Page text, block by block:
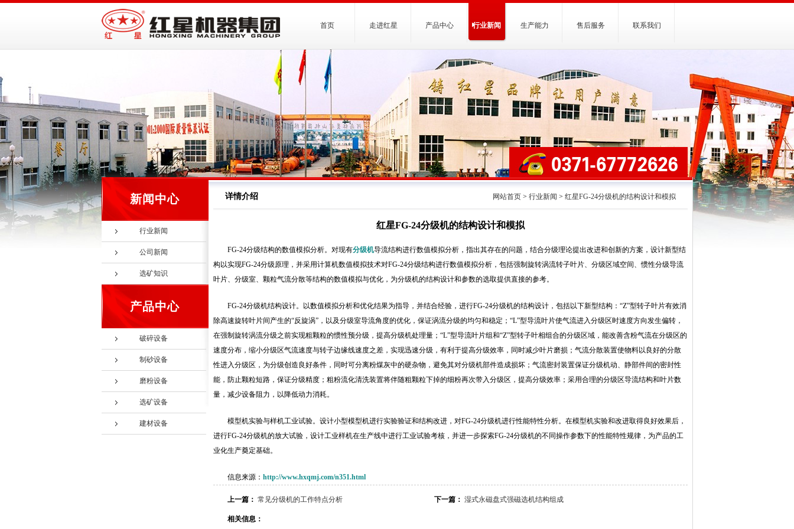
首页 走进红星 产品中心 行业新闻 生产能力 售后服务 联系我们
新闻中心
行业新闻
公司新闻
选矿知识
产品中心
破碎设备
制砂设备
磨粉设备
选矿设备
建材设备
详情介绍 网站首页> 行业新闻 > 红星FG-24分级机的结构设计和模拟
红星FG-24分级机的结构设计和模拟
FG-24分级结构的数值模拟分析。对现有分级机导流结构进行数值模拟分析，指出其存在的问题，结合分级理论提出改进和创新的方案，设计新型结
构以实现FG-24分级原理，并采用计算机数值模拟技术对FG-24分级结构进行数值模拟分析，包括强制旋转涡流转子叶片、分级区域空间、惯性分级导流
叶片、分级室、颗粒气流分散等结构的数值模拟与优化，为分级机的结构设计和参数的选取提供直接的参考。
FG-24分级机结构设计。以数值模拟分析和优化结果为指导，并结合经验，进行FG-24分级机的结构设计，包括以下新型结构：“Z”型转子叶片有效消
除高速旋转叶片间产生的“反旋涡”，以及分级室导流角度的优化，保证涡流分级的均匀和稳定；“L”型导流叶片使气流进入分级区时速度方向发生偏转，
在强制旋转涡流分级之前实现粗颗粒的惯性预分级，提高分级机处理量；“L”型导流叶片组和“Z”型转子叶相组合的分级区域，能改善含粉气流在分级区的
速度分布，缩小分级区气流速度与转子边缘线速度之差，实现迅速分级，有利于提高分级效率，同时减少叶片磨损；气流分散装置使物料以良好的分散
性进入分级区，为分级创造良好条件，同时可分离粉煤灰中的硬杂物，避免其对分级机部件造成损坏；气流密封装置保证分级机动、静部件间的密封性
能，防止颗粒短路，保证分级精度；粗粉流化清洗装置将伴随粗颗粒下掉的细粉再次带入分级区，提高分级效率；采用合理的分级区导流结构和叶片数
量，减少设备阻力，以降低动力消耗。
模型机实验与样机工业试验。设计小型模型机进行实验验证和结构改进，对FG-24分级机进行性能特性分析。在模型机实验和改进取得良好效果后，
进行FG-24分级机的放大试验，设计工业样机在生产线中进行工业试验考核，并进一步探索FG-24分级机的不同操作参数下的性能特性规律，为产品的工
业化生产奠定基础。
信息来源： http://www.hxqmj.com/n351.html
上一篇： 常见分级机的工作特点分析 下一篇： 湿式永磁盘式强磁选机结构组成
相关信息：